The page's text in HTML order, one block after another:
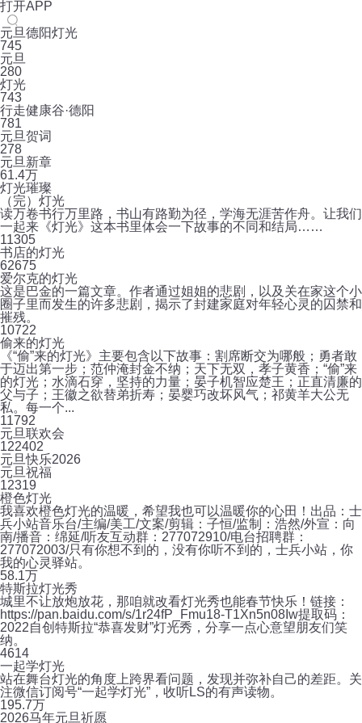
打开APP
元旦德阳灯光
745
元旦
280
灯光
743
行走健康谷·德阳
781
元旦贺词
278
元旦新章
61.4万
灯光璀璨
（完）灯光
读万卷书行万里路，书山有路勤为径，学海无涯苦作舟。让我们
一起来《灯光》这本书里体会一下故事的不同和结局……
11305
书店的灯光
62675
爱尔克的灯光
这是巴金的一篇文章。作者通过姐姐的悲剧，以及关在家这个小
圈子里而发生的许多悲剧，揭示了封建家庭对年轻心灵的囚禁和
摧残。
10722
偷来的灯光
《“偷”来的灯光》主要包含以下故事：割席断交为哪般；勇者敢
于迈出第一步；范仲淹封金不纳；天下无双，孝子黄香；“偷”来
的灯光；水滴石穿，坚持的力量；晏子机智应楚王；正直清廉的
父与子；王徽之欲替弟折寿；晏婴巧改坏风气；祁黄羊大公无
私。每一个...
11792
元旦联欢会
122402
元旦快乐2026
元旦祝福
12319
橙色灯光
我喜欢橙色灯光的温暖，希望我也可以温暖你的心田！出品：士
兵小站音乐台/主编/美工/文案/剪辑：子恒/监制：浩然/外宣：向
南/播音：绵延/听友互动群：277072910/电台招聘群：
277072003/只有你想不到的，没有你听不到的，士兵小站，你
我的心灵驿站。
58.1万
特斯拉灯光秀
城里不让放炮放花，那咱就改看灯光秀也能春节快乐！链接：
https://pan.baidu.com/s/1r24fP_Fmu18-T1Xn5n08Iw提取码：
2022自创特斯拉“恭喜发财”灯光秀，分享一点心意望朋友们笑
纳。
4614
一起学灯光
站在舞台灯光的角度上跨界看问题，发现并弥补自己的差距。关
注微信订阅号“一起学灯光”，收听LS的有声读物。
195.7万
2026马年元旦祈愿